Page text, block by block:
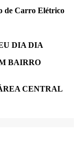
de Carro Elétrico
DIA DIA
BAIRRO
CENTRAL